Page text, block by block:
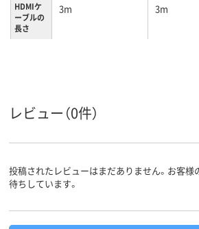
HDMIケ
ーブルの
長さ
3m 3m
レビュー（0件）
投稿されたレビューはまだありません。お客
待ちしています。